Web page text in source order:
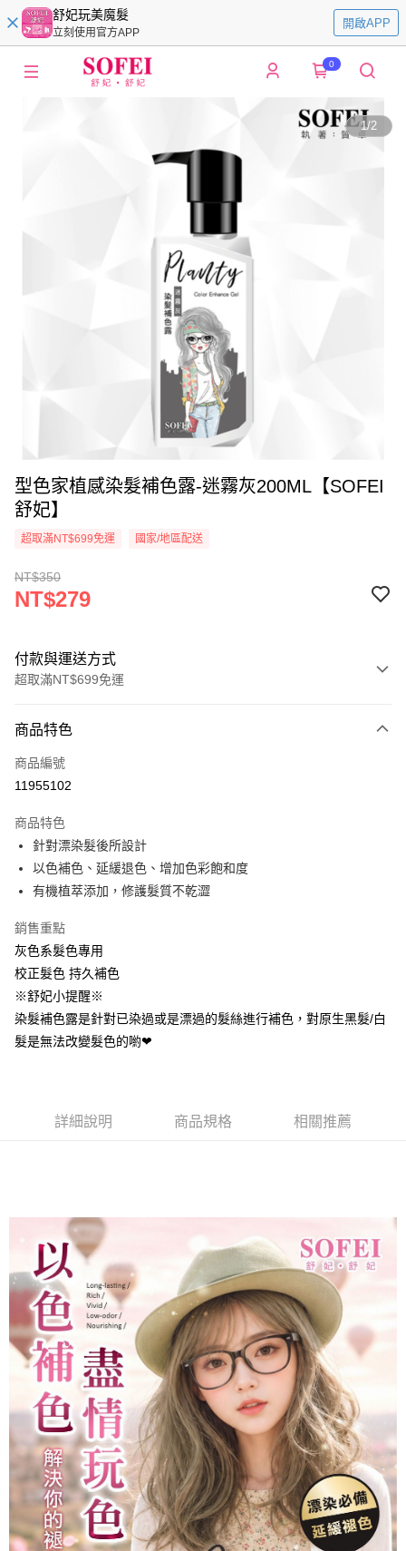
舒妃玩美魔髮
立刻使用官方APP
開啟APP
0
1/2
型色家植感染髮補色露-迷霧灰200ML【SOFEI
舒妃】
超取滿NT$699免運 國家/地區配送
NT$350
NT$279
付款與運送方式
超取滿NT$699免運
信用卡一次付款
超商取貨付款
Apple Pay
街口支付
AFTEE先享後付
相關說明
AFTEE先享後付是「在收到商品之後才付款」的支付方式。 讓您購物簡單
便利好安心！
１．簡單：不需註冊會員、不需綁卡、不需儲值。
２．便利：只要手機號碼，簡訊認證，即可結帳。
１．於結帳方式選擇「AFTEE先享後付」後，將跳轉至「AFTEE先享後付」
結帳頁面，進行簡訊認證並確認金額後，即可完成結帳。
後付繳納相關費用。
※ 交易是否成功請以「AFTEE先享後付 」之結帳頁面顯示為準，若有關於
是否繳費成功／繳費後需取消欲退款等相關疑問，請聯繫「AFTEE先享後付
客戶支援中心」
https://netprotections.freshdesk.com/support/home
【注意事項】
１．透過由恩沛科技股份有限公司提供之「AFTEE先享後付」服務完成之交
易，需依本服務之必要範圍內提供個人資料，並將交易相關給付款項請求債
權轉讓予恩沛科技股份有限公司。
２．關於個人資料處理事宜，請瀏覽以下網址：
https://aftee.tw/terms/#terms3
３．未成年的使用者請事先徵得法定代理人或監護人之同意方可使用
「AFTEE先享後付」，若未經同意申辦者引起之損失，本公司不負相關責
任。
４．使用「AFTEE先享後付」時，將依據個別帳號之用戶狀況，依本公司即
時審查核予不同之上限額度；若仍有額度不足之情形，本公司將視審查結果
請求用戶進行身份認證。
５．嚴禁一人註冊多個帳號或使用他人資訊註冊。若發現惡意使用之情形，
恩沛科技股份有限公司將有權停止該用戶之使用額度並採取法律行動。
ATM付款
運送方式
付款後全家取貨
萊爾富付款取貨
每筆NT$80，滿NT$699(含以上)免運費
7-11取貨付款
每筆NT$80，滿NT$699(含以上)免運費
付款後7-11取貨
每筆NT$80，滿NT$699(含以上)免運費
每筆NT$80，滿NT$699(含以上)免運費
免運
每筆NT$80，滿NT$699(含以上)免運費
EMS海外配送 查看運費
商品特色
商品編號
11955102
商品特色
針對漂染髮後所設計
以色補色、延緩退色、增加色彩飽和度
有機植萃添加，修護髮質不乾澀
銷售重點
灰色系髮色專用
校正髮色 持久補色
※舒妃小提醒※
染髮補色露是針對已染過或是漂過的髮絲進行補色，對原生黑髮/白
髮是無法改變髮色的喲❤
詳細說明 商品規格 相關推薦